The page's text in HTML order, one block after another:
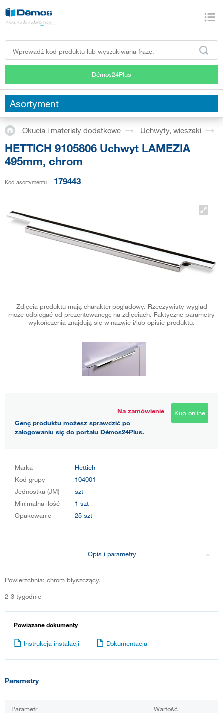
Démos24Plus
Asortyment
Okucia i materiały dodatkowe Uchwyty, wieszaki
HETTICH 9105806 Uchwyt LAMEZIA
495mm, chrom
Kod asortymentu 179443
Zdjęcia produktu mają charakter poglądowy. Rzeczywisty wygląd
może odbiegać od prezentowanego na zdjęciach. Faktyczne parametry
wykończenia znajdują się w nazwie i/lub opisie produktu.
Na zamówienie
Cenę produktu możesz sprawdzić po
zalogowaniu się do portalu Démos24Plus.
Kup online
Marka
Hettich
Kod grupy
104001
Jednostka (JM)
szt
Minimalna ilość
1 szt
Opakowanie
25 szt
Opis i parametry
Powierzchnia: chrom błyszczący.
2-3 tygodnie
Powiązane dokumenty
Instrukcja instalacji Dokumentacja
Parametry
Parametr Wartość